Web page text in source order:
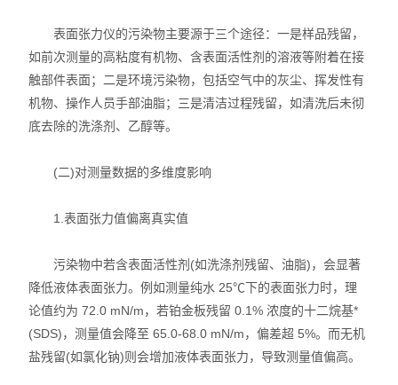
表面张力仪的污染物主要源于三个途径：一是样品残留，
如前次测量的高粘度有机物、含表面活性剂的溶液等附着在接
触部件表面；二是环境污染物，包括空气中的灰尘、挥发性有
机物、操作人员手部油脂；三是清洁过程残留，如清洗后未彻
底去除的洗涤剂、乙醇等。
(二)对测量数据的多维度影响
1.表面张力值偏离真实值
污染物中若含表面活性剂(如洗涤剂残留、油脂)，会显著
降低液体表面张力。例如测量纯水 25℃下的表面张力时，理
论值约为 72.0 mN/m，若铂金板残留 0.1% 浓度的十二烷基*
(SDS)，测量值会降至 65.0-68.0 mN/m，偏差超 5%。而无机
盐残留(如氯化钠)则会增加液体表面张力，导致测量值偏高。